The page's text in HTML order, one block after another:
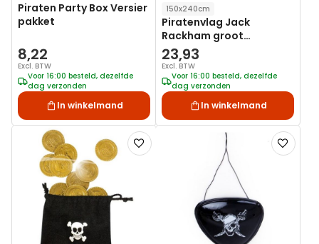
Piraten Party Box Versier
pakket
8,22
Excl. BTW
Voor 16:00 besteld, dezelfde
dag verzonden
In winkelmand
150x240cm
Piratenvlag Jack
Rackham groot
150x240cm
23,93
Excl. BTW
Voor 16:00 besteld, dezelfde
dag verzonden
In winkelmand
Voeg
toe
Voeg
toe